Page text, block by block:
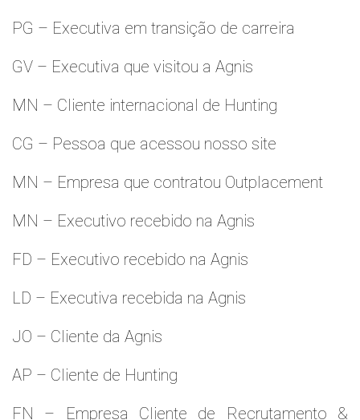
PG – Executiva em transição de carreira
GV – Executiva que visitou a Agnis
MN – Cliente internacional de Hunting
CG – Pessoa que acessou nosso site
MN – Empresa que contratou Outplacement
MN – Executivo recebido na Agnis
FD – Executivo recebido na Agnis
LD – Executiva recebida na Agnis
JO – Cliente da Agnis
AP – Cliente de Hunting
FN – Empresa Cliente de Recrutamento &